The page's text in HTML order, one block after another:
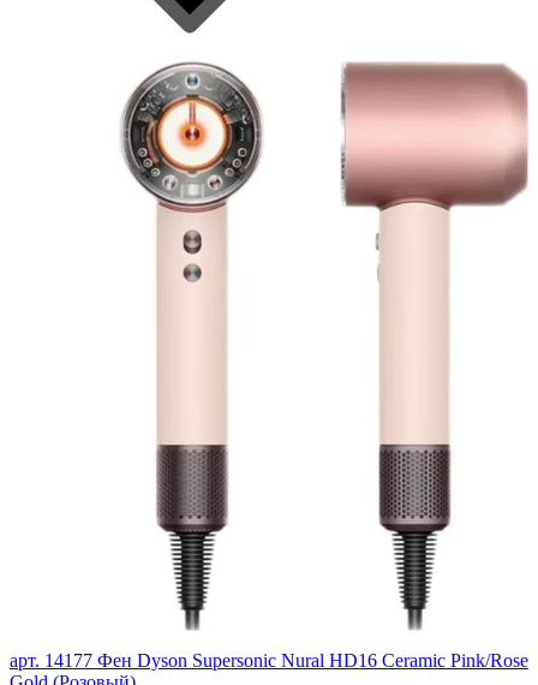
арт. 14177 Фен Dyson Supersonic Nural HD16 Ceramic Pink/Rose